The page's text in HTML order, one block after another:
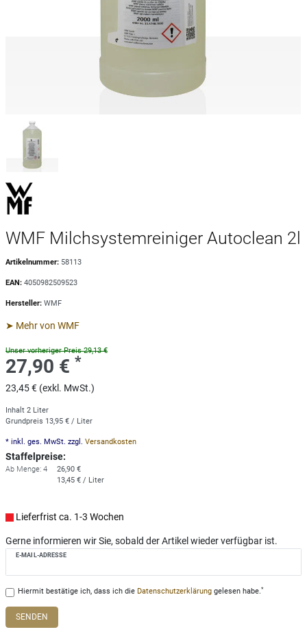
WMF Milchsystemreiniger Autoclean 2l
Artikelnummer: 58113
EAN: 4050982509523
Hersteller: WMF
➤ Mehr von WMF
Unser vorheriger Preis 29,13 €
27,90 € *
23,45 € (exkl. MwSt.)
Inhalt 2 Liter
Grundpreis 13,95 € / Liter
* inkl. ges. MwSt. zzgl. Versandkosten
Staffelpreise:
Ab Menge: 4
26,90 €
13,45 € / Liter
Lieferfrist ca. 1-3 Wochen
Gerne informieren wir Sie, sobald der Artikel wieder verfügbar ist.
E-MAIL-ADRESSE
Hiermit bestätige ich, dass ich die Daten­schutz­erklärunggelesen habe.*
SENDEN